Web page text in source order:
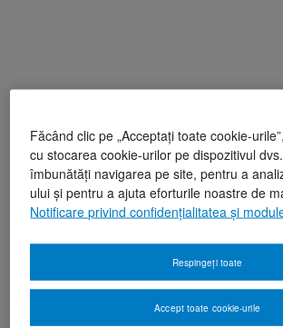
Făcând clic pe „Acceptați toate cookie-
cu stocarea cookie-urilor pe dispozitivul
îmbunătăți navigarea pe site, pentru a
ului și pentru a ajuta eforturile noastre de
Notificare privind confidențialitatea și
Respingeți toate
Accept toate cookie-urile